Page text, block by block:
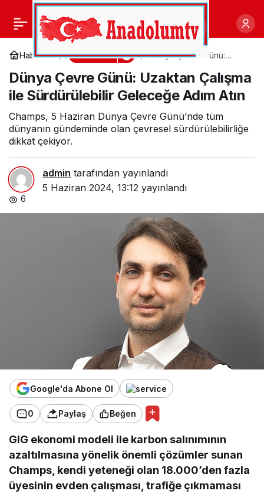
Haberler Ekonomi
Dünya Çevre Günü:
Sürdürülebilir Geleceğe
Adım Atın
Dünya Çevre Günü: Uzaktan Çalışma
ile Sürdürülebilir Geleceğe Adım Atın
Champs, 5 Haziran Dünya Çevre Günü’nde tüm
dünyanın gündeminde olan çevresel sürdürülebilirliğe
dikkat çekiyor.
admin tarafından yayınlandı
5 Haziran 2024, 13:12 yayınlandı
6
Google'da Abone Ol
0 Paylaş Beğen
GIG ekonomi modeli ile karbon salınımının
azaltılmasına yönelik önemli çözümler sunan
Champs, kendi yeteneği olan 18.000’den fazla
üyesinin evden çalışması, trafiğe çıkmaması
TAV’ın dört havalimanı
karbon emisyonlarını
dengeledi
Paylaş